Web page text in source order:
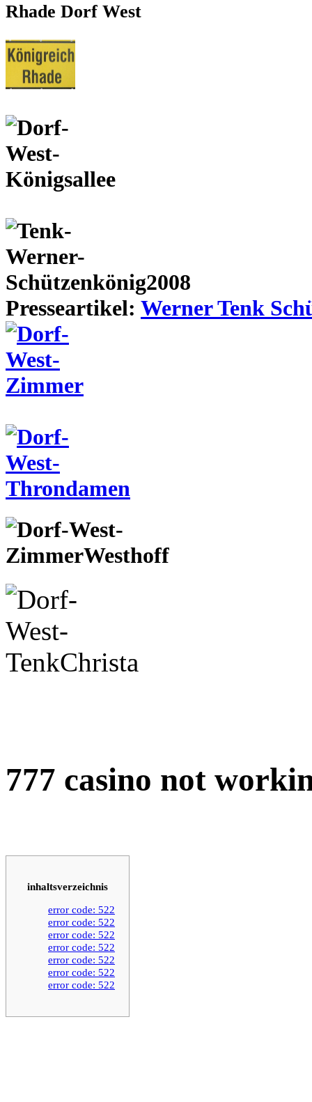
Rhade Dorf West
Presseartikel: Werner Tenk
777 casino not
inhaltsverzeichnis
error code: 522
error code: 522
error code: 522
error code: 522
error code: 522
error code: 522
error code: 522